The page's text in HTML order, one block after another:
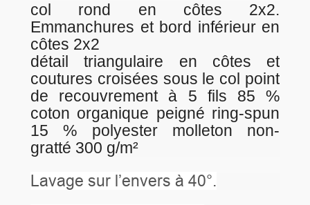
col rond en côtes 2x2.
Emmanchures et bord inférieur en
côtes 2x2
détail triangulaire en côtes et
coutures croisées sous le col point
de recouvrement à 5 fils 85 %
coton organique peigné ring-spun
15 % polyester molleton non-
gratté 300 g/m²
Lavage sur l’envers à 40°.